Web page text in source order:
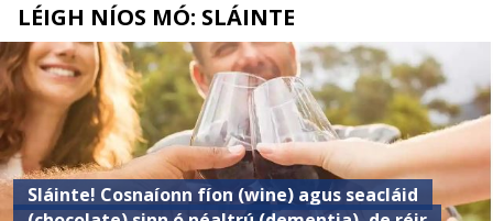
LÉIGH NÍOS MÓ: SLÁINTE
Sláinte! Cosnaíonn fíon (wine) agus seacláid